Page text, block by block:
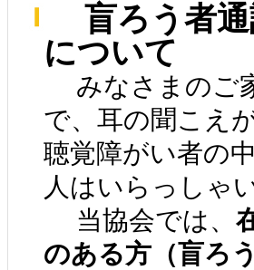
盲ろう者通
について
みなさまのご
で、耳の聞こえ
聴覚障がい者の
人はいらっしゃ
当協会では、
のある方（盲ろ